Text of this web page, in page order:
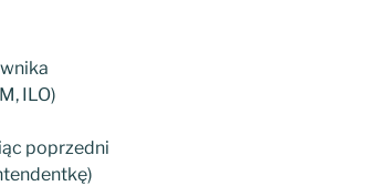
ILO)
poprzedni